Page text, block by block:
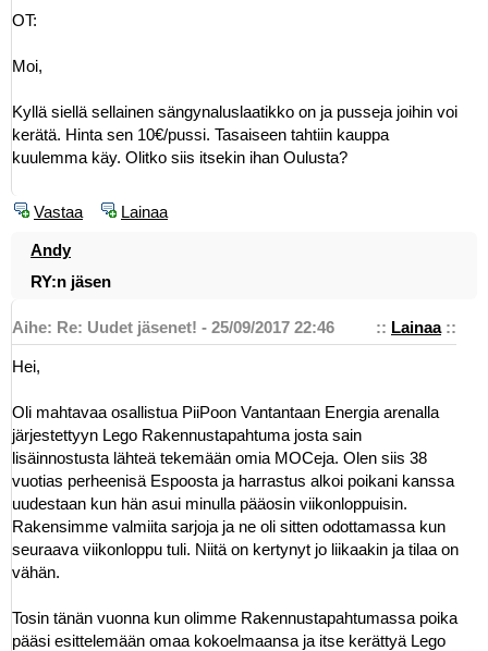
OT:
Moi,
Kyllä siellä sellainen sängynaluslaatikko on ja pusseja joihin voi
kerätä. Hinta sen 10€/pussi. Tasaiseen tahtiin kauppa
kuulemma käy. Olitko siis itsekin ihan Oulusta?
Vastaa Lainaa
Andy
RY:n jäsen
:: Lainaa::
Aihe: Re: Uudet jäsenet! - 25/09/2017 22:46
Hei,
Oli mahtavaa osallistua PiiPoon Vantantaan Energia arenalla
järjestettyyn Lego Rakennustapahtuma josta sain
lisäinnostusta lähteä tekemään omia MOCeja. Olen siis 38
vuotias perheenisä Espoosta ja harrastus alkoi poikani kanssa
uudestaan kun hän asui minulla pääosin viikonloppuisin.
Rakensimme valmiita sarjoja ja ne oli sitten odottamassa kun
seuraava viikonloppu tuli. Niitä on kertynyt jo liikaakin ja tilaa on
vähän.
Tosin tänän vuonna kun olimme Rakennustapahtumassa poika
pääsi esittelemään omaa kokoelmaansa ja itse kerättyä Lego